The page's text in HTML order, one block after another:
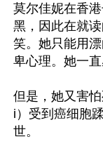
莫尔佳妮在香
黑，因此在就
笑。她只能用
卑心理。她一直
但是，她又害
i）受到癌细胞
世。